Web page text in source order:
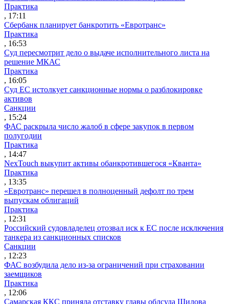
Практика
, 17:11
Сбербанк планирует банкротить «Евротранс»
Практика
, 16:53
Суд пересмотрит дело о выдаче исполнительного листа на
решение МКАС
Практика
, 16:05
Суд ЕС истолкует санкционные нормы о разблокировке
активов
Санкции
, 15:24
ФАС раскрыла число жалоб в сфере закупок в первом
полугодии
Практика
, 14:47
NexTouch выкупит активы обанкротившегося «Кванта»
Практика
, 13:35
«Евротранс» перешел в полноценный дефолт по трем
выпускам облигаций
Практика
, 12:31
Российский судовладелец отозвал иск к ЕС после исключения
танкера из санкционных списков
Санкции
, 12:23
ФАС возбудила дело из-за ограничений при страховании
заемщиков
Практика
, 12:06
Самарская ККС приняла отставку главы облсуда Шилова